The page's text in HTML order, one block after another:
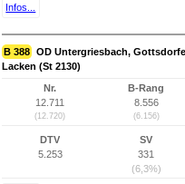
Infos...
B 388 OD Untergriesbach,
Lacken (St 2130)
Nr.
12.711
(12.720)
B-Rang
8.556
(6.156)
DTV
5.253
SV
331
(6,3%)